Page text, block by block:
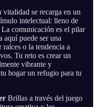
vitalidad se recarga en un
intelectual: lleno de
comunicación es el pilar
aquí puede ser una
o la tendencia a
Tu reto es crear un
vibrante y
hogar un refugio para tu
Brillas a través del juego